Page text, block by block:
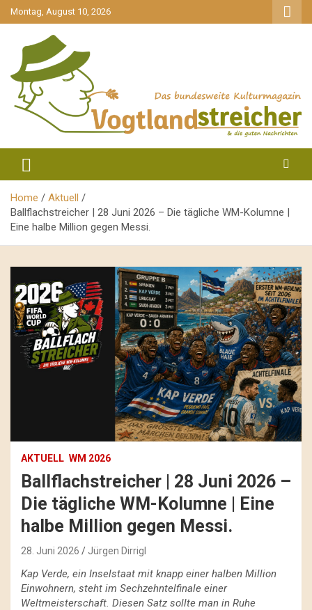
gehe
zum
Montag, August 10, 2026
Vogtlandstreicher
Home
Aktuell
Ballflachstreicher | 28 Juni 2026 – Die tägliche WM-Kolumne |
Eine halbe Million gegen Messi.
AKTUELL WM 2026
Ballflachstreicher | 28 Juni 2026 –
Die tägliche WM-Kolumne | Eine
halbe Million gegen Messi.
28. Juni 2026 Jürgen Dirrigl
Kap Verde, ein Inselstaat mit knapp einer halben Million
Einwohnern, steht im Sechzehntelfinale einer
Weltmeisterschaft. Diesen Satz sollte man in Ruhe